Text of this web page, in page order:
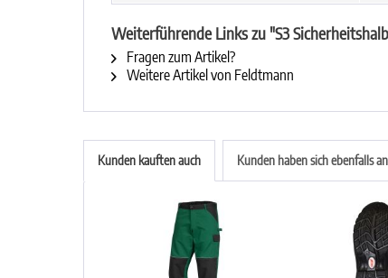
Weiterführende Links zu "S3
Fragen zum Artikel?
Weitere Artikel von Feldtmann
Kunden kauften auch Kunden haben sich ebenfalls